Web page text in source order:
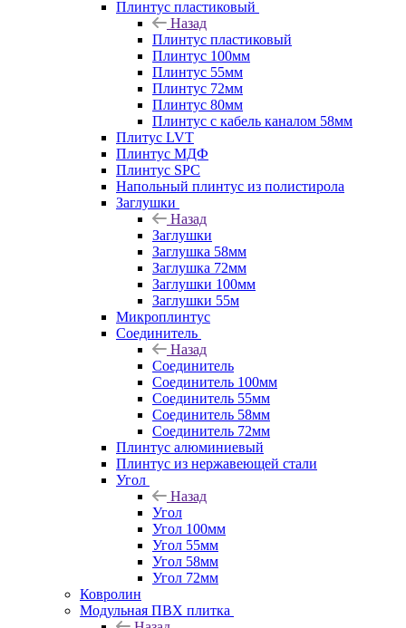
Плинтус пластиковый
Назад
Плинтус пластиковый
Плинтус 100мм
Плинтус 55мм
Плинтус 72мм
Плинтус 80мм
Плинтус с кабель каналом 58мм
Плитус LVT
Плинтус МДФ
Плинтус SPC
Напольный плинтус из полистирола
Заглушки
Назад
Заглушки
Заглушка 58мм
Заглушка 72мм
Заглушки 100мм
Заглушки 55м
Микроплинтус
Соединитель
Назад
Соединитель
Соединитель 100мм
Соединитель 55мм
Соединитель 58мм
Соединитель 72мм
Плинтус алюминиевый
Плинтус из нержавеющей стали
Угол
Назад
Угол
Угол 100мм
Угол 55мм
Угол 58мм
Угол 72мм
Ковролин
Модульная ПВХ плитка